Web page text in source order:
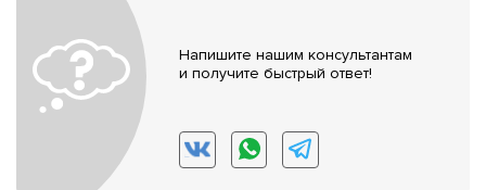
Напишите нашим консультантам
и получите быстрый ответ!